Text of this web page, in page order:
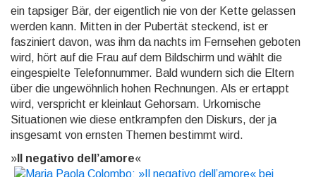
ein tapsiger Bär, der eigentlich nie von der Kette gelassen
werden kann. Mitten in der Pubertät ste­ckend, ist er
fasziniert davon, was ihm da nachts im Fernsehen geboten
wird, hört auf die Frau auf dem Bildschirm und wählt die
eingespielte Telefonnummer. Bald wundern sich die Eltern
über die ungewöhn­lich hohen Rechnungen. Als er ertappt
wird, verspricht er kleinlaut Gehorsam. Urkomische
Situationen wie diese entkrampfen den Diskurs, der ja
insgesamt von ernsten Themen bestimmt wird.
» Il negativo dell’amore«